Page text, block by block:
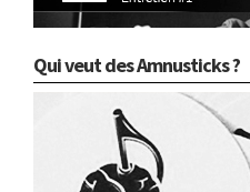
Qui veut des Amnusticks ?